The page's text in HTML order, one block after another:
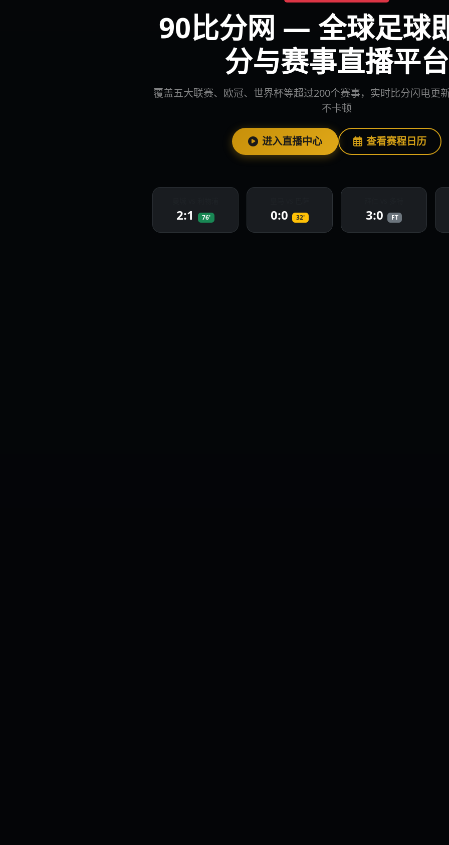
90比分网 — 全球足球
分与赛事直播平台
覆盖五大联赛、欧冠、世界杯等超过200个赛事，实时比分闪电更
不卡顿
进入直播中心 查看赛程日历
2:1 76' 0:0 32' 3:0 FT